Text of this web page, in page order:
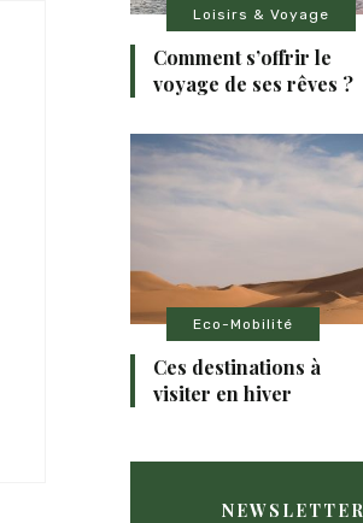
Loisirs & Voyage
Comment s’offrir le
voyage de ses rêves ?
Eco-Mobilité
Ces destinations à
visiter en hiver
NEWSLETTER